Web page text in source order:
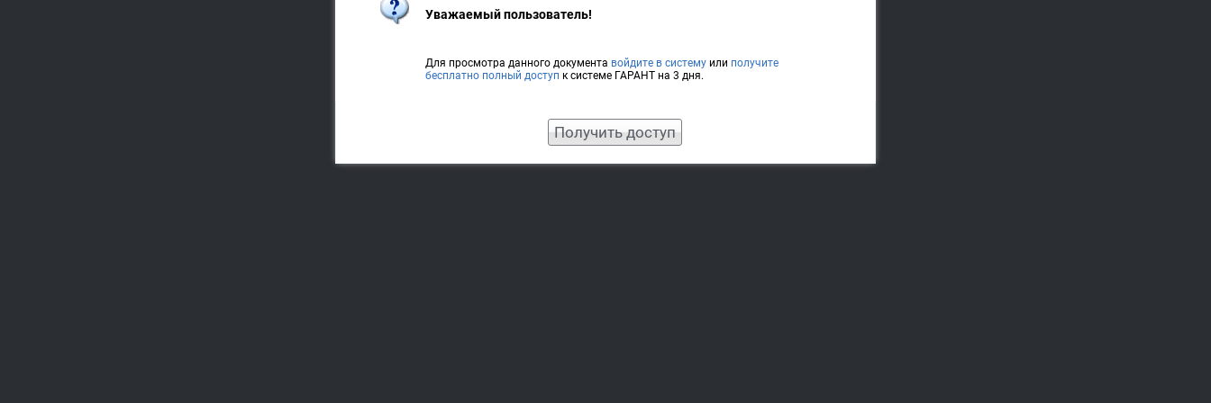
Уважаемый пользователь!
Для просмотра данного документа войдите в систему или получите
бесплатно полный доступ к системе ГАРАНТ на 3 дня.
Получить доступ